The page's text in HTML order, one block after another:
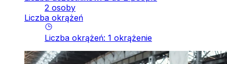
2 osoby
Liczba okrążeń
Liczba okrążeń: 1 okrążenie